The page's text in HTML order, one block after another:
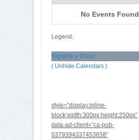
No Events Found
Legend:
Nightlife e Disco
( Unhide Calendars )
style=”display:inline-
block;width:300px;height:250px”
data-ad-client=”ca-pub-
0379394337453658″